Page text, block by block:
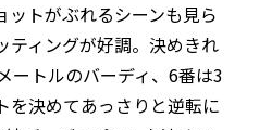
トがぶれるシーンも見ら
ティングが好調。決めきれ
ートルのバーディ、6番は3
を決めてあっさりと逆転に